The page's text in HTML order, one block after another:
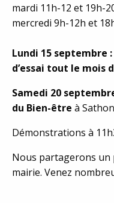
mardi 11h-12 et 19h-
mercredi 9h-12h et
Lundi 15 septembre
d’essai tout le mois
Samedi 20
du Bien-être à
Démonstrations à
Nous partagerons un
mairie. Venez